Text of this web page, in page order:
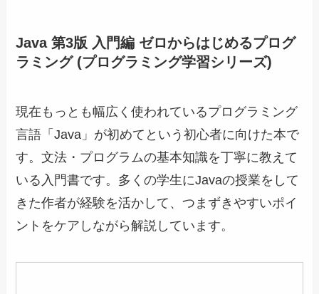
Java 第3版 入門編 ゼロからはじめるプログ
ラミング (プログラミング学習シリーズ)
現在もっとも幅広く使われているプログラミング
言語「Java」が初めてという初心者に向けた本で
す。文法・プログラムの基本知識を丁寧に教えて
いる入門書です。多くの学生にJavaの授業をして
きた作者が経験を活かして、つまずきやすいポイ
ントをケアしながら解説しています。